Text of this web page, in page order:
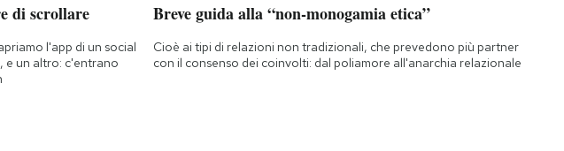
di scrollare
l'app di un social
e un altro: c'entrano
Breve guida alla “non-monogamia etica”
Cioè ai tipi di relazioni non tradizionali, che prevedono più partner
con il consenso dei coinvolti: dal poliamore all'anarchia relazionale